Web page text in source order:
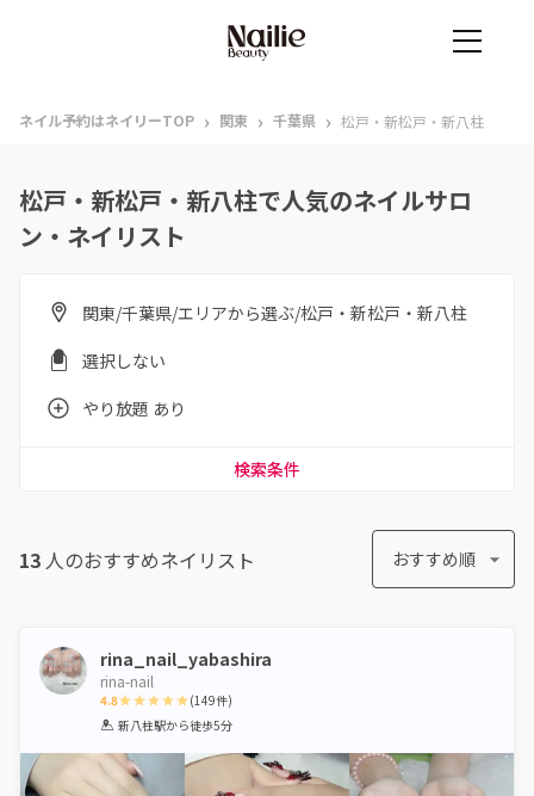
ネイル予約はネイリーTOP › 関東 › 千葉県 › 松戸・新松戸・新八柱
松戸・新松戸・新八柱で人気のネイルサロ
ン・ネイリスト
関東/千葉県/エリアから選ぶ/松戸・新松戸・新八柱
選択しない
やり放題 あり
検索条件
13 人のおすすめネイリスト おすすめ順
rina_nail_yabashira
rina-nail
4.8
1 2 3 4 5
(149件)
新八柱駅から徒歩5分